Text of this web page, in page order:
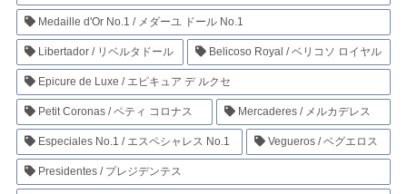
Medaille d'Or No.1 / メダーユ ドール No.1
Libertador / リベルタドール Belicoso Royal / ベリコソ ロイヤル
Epicure de Luxe / エピキュア デ ルクセ
Petit Coronas / ペティ コロナス Mercaderes / メルカデレス
Especiales No.1 / エスペシャレス No.1 Vegueros / ベグエロス
Presidentes / プレジデンテス